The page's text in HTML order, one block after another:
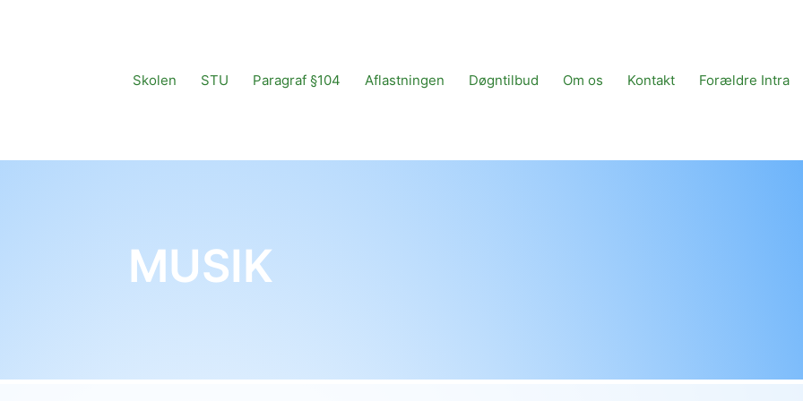
Skolen
STU Paragraf §104 Aflastningen Døgntilbud Om os Kontakt Forældre Intra
MUSIK